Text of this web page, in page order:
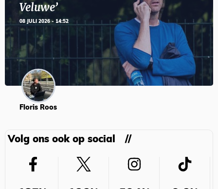
Veluwe’
08 JULI 2026 - 14:52
Floris Roos
Volg ons ook op social